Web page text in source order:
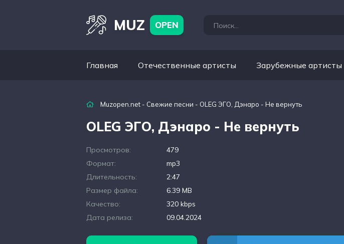
MUZ OPEN
Главная Отечественные артисты Зарубежные артисты
Muzopen.net - Свежие песни - OLEG ЭГО, Дэнаро - Не вернуть
OLEG ЭГО, Дэнаро - Не вернуть
Просмотров:
479
Формат:
mp3
Длительность:
2:47
Размер файла:
6.39 MB
Качество:
320 kbps
Дата релиза:
09.04.2024